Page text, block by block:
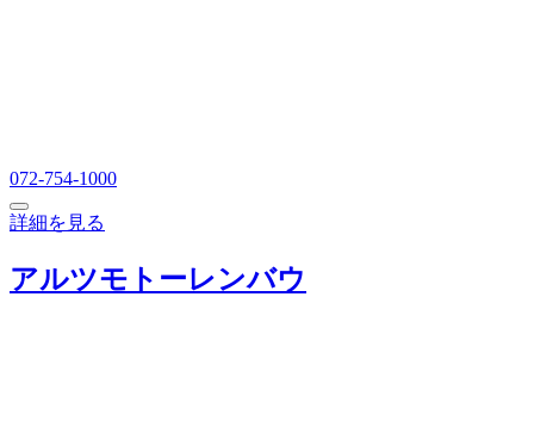
072-754-1000
詳細を見る
アルツモトーレンバウ